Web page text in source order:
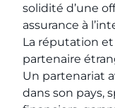
solidité d’une
assurance à
La réputation et
partenaire
Un partenariat
dans son pays,